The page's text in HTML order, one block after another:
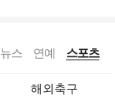
뉴스 연예 스포츠
해외축구